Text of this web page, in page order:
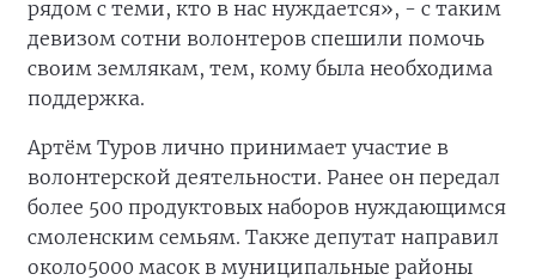
рядом с теми, кто в нас нуждается», - с таким
девизом сотни волонтеров спешили помочь
своим землякам, тем, кому была необходима
поддержка.
Артём Туров лично принимает участие в
волонтерской деятельности. Ранее он передал
более 500 продуктовых наборов нуждающимся
смоленским семьям. Также депутат направил
около5000 масок в муниципальные районы